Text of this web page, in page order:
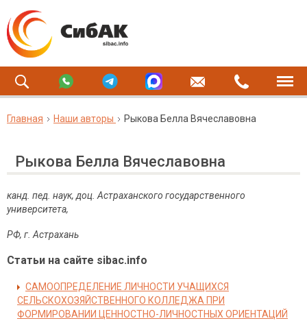
Главная Наши авторы Рыкова Белла Вячеславовна
Рыкова Белла Вячеславовна
канд. пед. наук, доц. Астраханского государственного
университета,
РФ, г. Астрахань
Статьи на сайте sibac.info
САМООПРЕДЕЛЕНИЕ ЛИЧНОСТИ УЧАЩИХСЯ
СЕЛЬСКОХОЗЯЙСТВЕННОГО КОЛЛЕДЖА ПРИ
ФОРМИРОВАНИИ ЦЕННОСТНО-ЛИЧНОСТНЫХ ОРИЕНТАЦИЙ